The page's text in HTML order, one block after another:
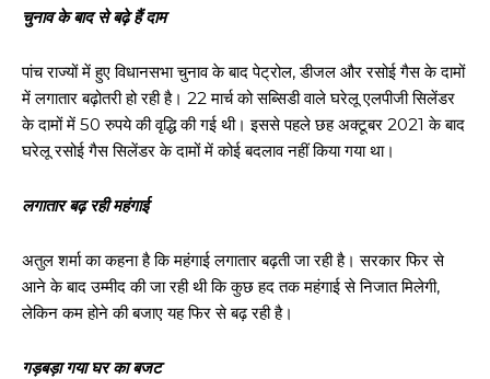
चुनाव के बाद से बढ़े हैं दाम
पांच राज्यों में हुए विधानसभा चुनाव के बाद पेट्रोल, डीजल और रसोई गैस के दामों
में लगातार बढ़ोतरी हो रही है। 22 मार्च को सब्सिडी वाले घरेलू एलपीजी सिलेंडर
के दामों में 50 रुपये की वृद्धि की गई थी। इससे पहले छह अक्टूबर 2021 के बाद
घरेलू रसोई गैस सिलेंडर के दामों में कोई बदलाव नहीं किया गया था।
लगातार बढ़ रही महंगाई
अतुल शर्मा का कहना है कि महंगाई लगातार बढ़ती जा रही है। सरकार फिर से
आने के बाद उम्मीद की जा रही थी कि कुछ हद तक महंगाई से निजात मिलेगी,
लेकिन कम होने की बजाए यह फिर से बढ़ रही है।
गड़बड़ा गया घर का बजट